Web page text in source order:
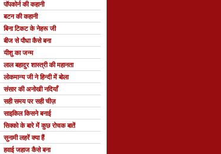
पॉपकोर्न की कहानी
बटन की कहानी
बिना टिकट के नेहरू जी
बीज से पौधा कैसे बना
यीशु का जन्म
लाल बहादुर शास्त्री की महानता
लोकमान्य जी ने हिन्दी में बोला
संसार की अनोखी नदियाँ
सही समय पर सही चीज़
साइकिल किसने बनाई
सिक्को के बारे में कुछ रोचक बातें
सुनामी लहरें क्या हैं
हवाई जहाज कैसे बना